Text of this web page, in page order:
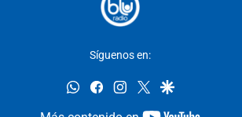
Síguenos en:
whatsappfacebookinstagram
twittergoogle